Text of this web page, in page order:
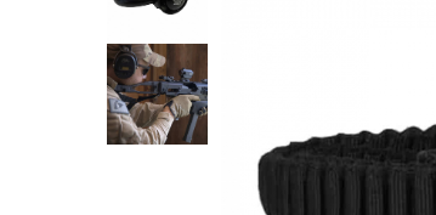
Fortele de Ordine Publica
Suport Cătușe
Toc Baston Telescopic
Toc Electroșoc